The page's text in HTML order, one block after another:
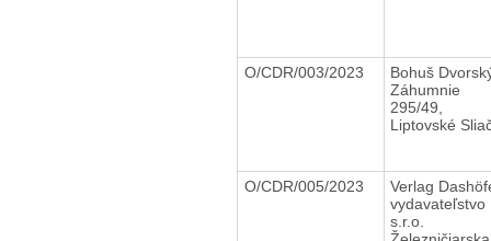
O/CDR/003/2023
Bohuš
Záhumnie
295/49,
Liptovské
O/CDR/005/2023
Verlag
vydavateľstvo
s.r.o.